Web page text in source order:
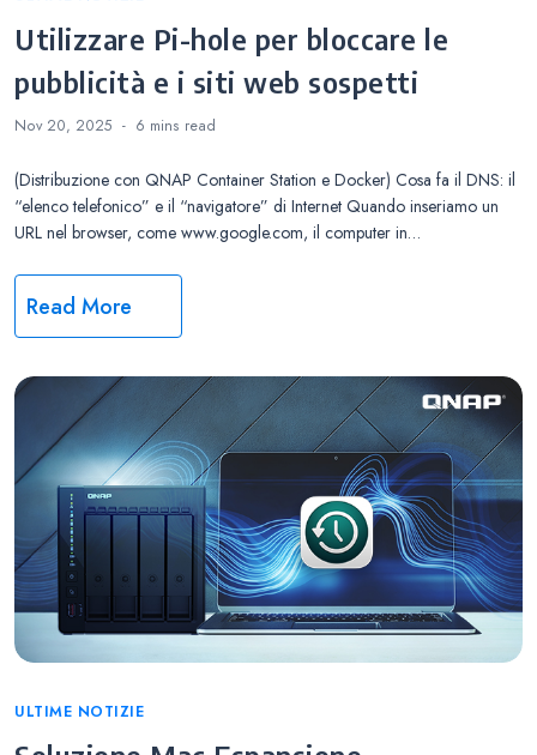
Utilizzare Pi-hole per bloccare le
pubblicità e i siti web sospetti
Nov 20, 2025 6 mins read
(Distribuzione con QNAP Container Station e Docker) Cosa fa il DNS: il
“elenco telefonico” e il “navigatore” di Internet Quando inseriamo un
URL nel browser, come www.google.com, il computer in…
Read More
Categories
ULTIME NOTIZIE